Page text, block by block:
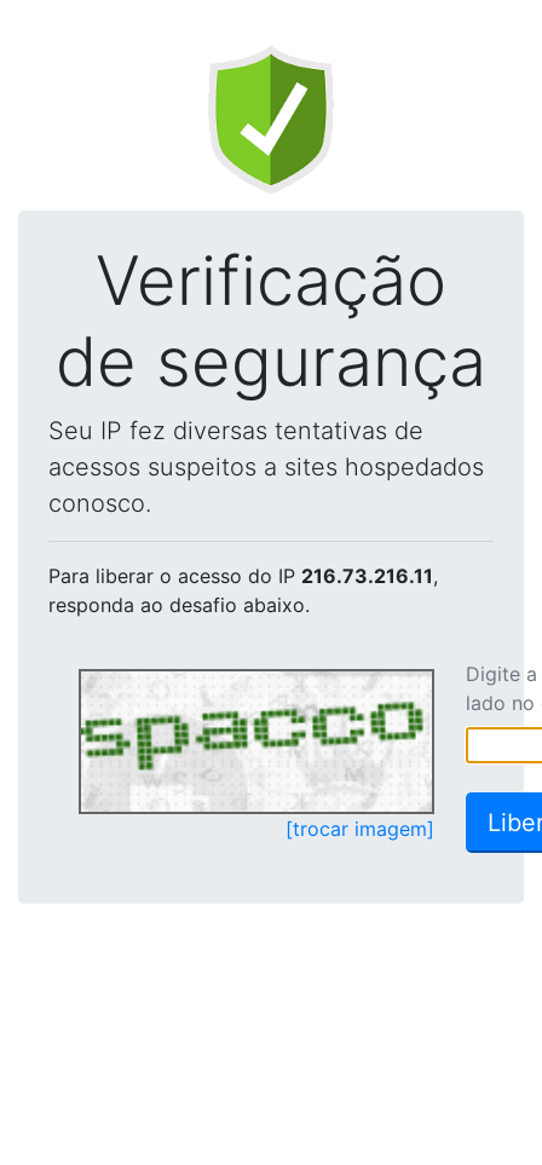
Verificação
de segurança
Seu IP fez diversas tentativas de
acessos suspeitos a sites hospedados
conosco.
Para liberar o acesso do IP 216.73.216.11,
responda ao desafio abaixo.
[trocar imagem]
Digite
lado no